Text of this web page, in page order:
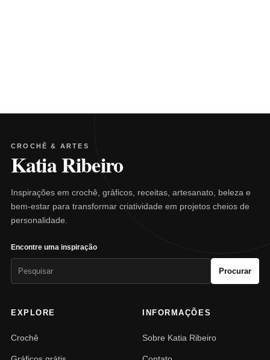
CROCHÊ & ARTES
Katia Ribeiro
Inspirações em crochê, gráficos, receitas, artesanato, beleza e
bem-estar para transformar criatividade em projetos cheios de
personalidade.
Encontre uma inspiração
Procurar
EXPLORE
Crochê
INFORMAÇÕES
Sobre Katia Ribeiro